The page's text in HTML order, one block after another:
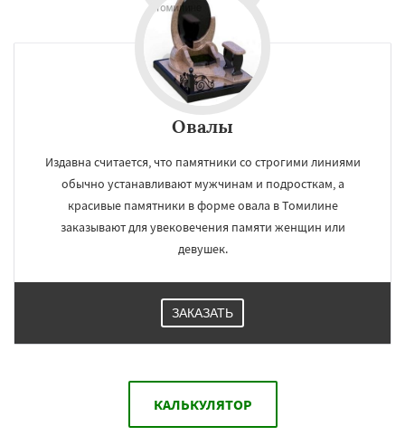
Овалы
Издавна считается, что памятники со строгими линиями
обычно устанавливают мужчинам и подросткам, а
красивые памятники в форме овала в Томилине
заказывают для увековечения памяти женщин или
девушек.
ЗАКАЗАТЬ
КАЛЬКУЛЯТОР